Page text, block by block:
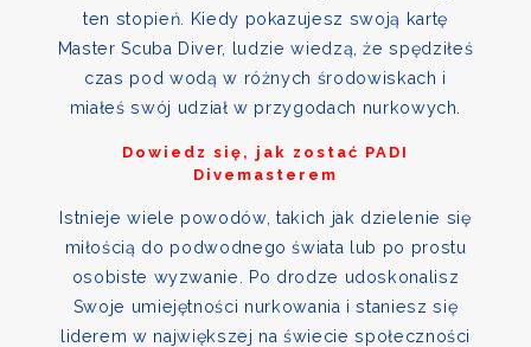
ten stopień. Kiedy pokazujesz swoją kartę
Master Scuba Diver, ludzie wiedzą, że spędziłeś
czas pod wodą w różnych środowiskach i
miałeś swój udział w przygodach nurkowych.
Dowiedz się, jak zostać PADI
Divemasterem
Istnieje wiele powodów, takich jak dzielenie się
miłością do podwodnego świata lub po prostu
osobiste wyzwanie. Po drodze udoskonalisz
Swoje umiejętności nurkowania i staniesz się
liderem w największej na świecie społeczności